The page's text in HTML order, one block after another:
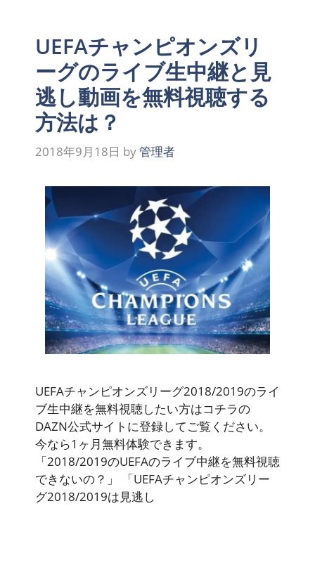
UEFAチャンピオンズリ
ーグのライブ生中継と見
逃し動画を無料視聴する
方法は？
2018年9月18日 by管理者
UEFAチャンピオンズリーグ2018/2019のライ
ブ生中継を無料視聴したい方はコチラの
DAZN公式サイトに登録してご覧ください。
今なら1ヶ月無料体験できます。
「2018/2019のUEFAのライブ中継を無料視聴
できないの？」 「UEFAチャンピオンズリー
グ2018/2019は見逃し